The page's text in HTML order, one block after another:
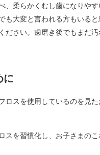
、柔らかくむし歯になりや
も大変と言われる方もいる
さい。歯磨き後でもまだ
に
ロスを使用しているのを見
スを習慣化し、お子さまの